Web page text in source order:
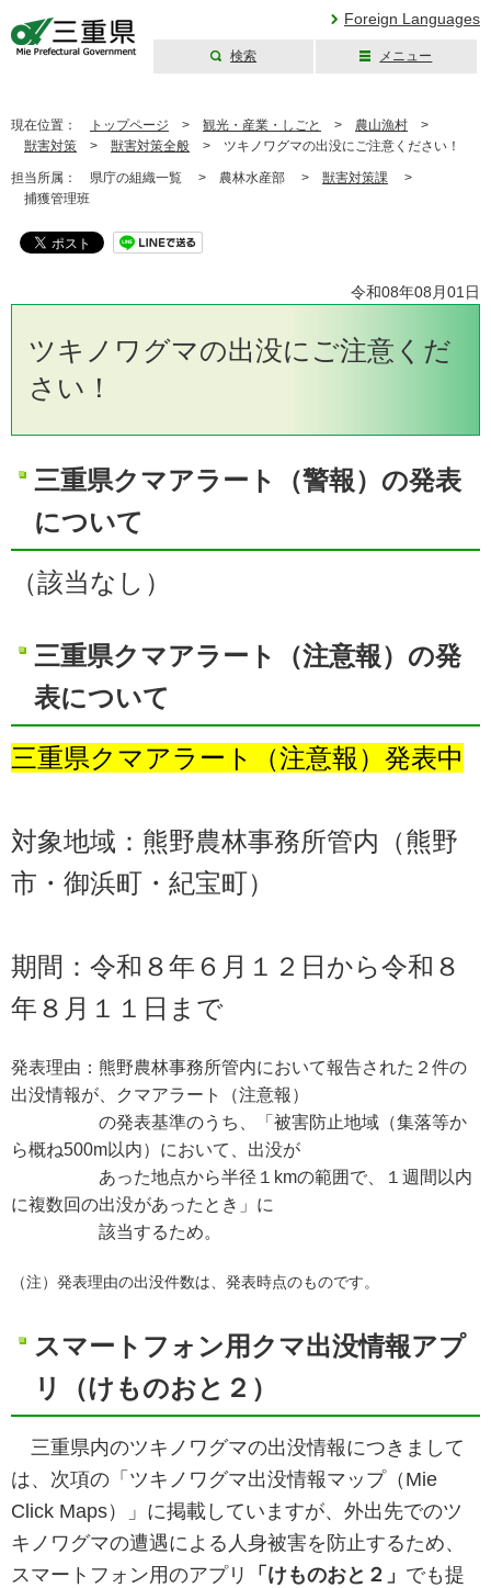
Foreign Languages
検索 メニュー
現在位置： トップページ > 観光・産業・しごと > 農山漁村 >
獣害対策 > 獣害対策全般 > ツキノワグマの出没にご注意ください！
担当所属： 県庁の組織一覧 > 農林水産部 > 獣害対策課 >
捕獲管理班
令和08年08月01日
ツキノワグマの出没にご注意くだ
さい！
三重県クマアラート（警報）の発表
について
（該当なし）
三重県クマアラート（注意報）の発
表について
三重県クマアラート（注意報）発表中
対象地域：熊野農林事務所管内（熊野
市・御浜町・紀宝町）
期間：令和８年６月１２日から令和８
年８月１１日まで
発表理由：熊野農林事務所管内において報告された２件の
出没情報が、クマアラート（注意報）
の発表基準のうち、
「被害防止地域（集落等か
ら概ね500m以内）において、出没が
あった地点から半径１kmの範囲で、１週間以内
に複数回の出没があったとき」に
該当するため。
（注）発表理由の出没件数は、発表時点のものです。
スマートフォン用クマ出没情報アプ
リ
（けものおと２）
三重県内のツキノワグマの出没情報につきまして
は、次項の「ツキノワグマ出没情報マップ（Mie
Click Maps）」に掲載していますが、外出先でのツ
キノワグマの遭遇による人身被害を防止するため、
スマートフォン用のアプリ
「けものおと２」 でも提